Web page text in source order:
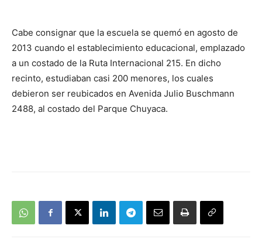
Cabe consignar que la escuela se quemó en agosto de
2013 cuando el establecimiento educacional, emplazado
a un costado de la Ruta Internacional 215. En dicho
recinto, estudiaban casi 200 menores, los cuales
debieron ser reubicados en Avenida Julio Buschmann
2488, al costado del Parque Chuyaca.